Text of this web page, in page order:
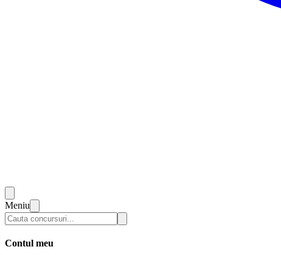
Meniu
Contul meu